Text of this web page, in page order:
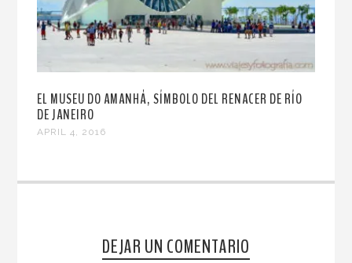
EL MUSEU DO AMANHÁ, SÍMBOLO DEL RENACER DE RÍO
DE JANEIRO
APRIL 4, 2016
DEJAR UN COMENTARIO